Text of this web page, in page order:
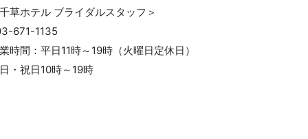
草ホテル ブライダルスタッフ＞
671-1135
時間：平日11時～19時（火曜日定休日）
・祝日10時～19時